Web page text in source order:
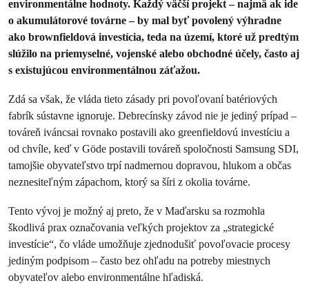
environmentálne hodnoty. Každý väčší projekt – najmä ak ide
o akumulátorové továrne – by mal byť povolený výhradne
ako brownfieldová investícia, teda na území, ktoré už predtým
slúžilo na priemyselné, vojenské alebo obchodné účely, často aj
s existujúcou environmentálnou záťažou.
Zdá sa však, že vláda tieto zásady pri povoľovaní batériových
fabrík sústavne ignoruje. Debrecínsky závod nie je jediný prípad –
továreň iváncsai rovnako postavili ako greenfieldovú investíciu a
od chvíle, keď v Göde postavili továreň spoločnosti Samsung SDI,
tamojšie obyvateľstvo trpí nadmernou dopravou, hlukom a občas
neznesiteľným zápachom, ktorý sa šíri z okolia továrne.
Tento vývoj je možný aj preto, že v Maďarsku sa rozmohla
škodlivá prax označovania veľkých projektov za „strategické
investície“, čo vláde umožňuje zjednodušiť povoľovacie procesy
jediným podpisom – často bez ohľadu na potreby miestnych
obyvateľov alebo environmentálne hľadiská.